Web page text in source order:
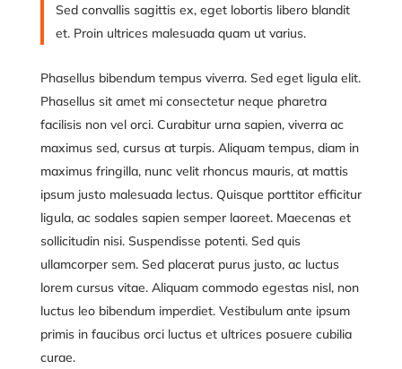
Sed convallis sagittis ex, eget lobortis libero blandit
et. Proin ultrices malesuada quam ut varius.
Phasellus bibendum tempus viverra. Sed eget ligula elit.
Phasellus sit amet mi consectetur neque pharetra
facilisis non vel orci. Curabitur urna sapien, viverra ac
maximus sed, cursus at turpis. Aliquam tempus, diam in
maximus fringilla, nunc velit rhoncus mauris, at mattis
ipsum justo malesuada lectus. Quisque porttitor efficitur
ligula, ac sodales sapien semper laoreet. Maecenas et
sollicitudin nisi. Suspendisse potenti. Sed quis
ullamcorper sem. Sed placerat purus justo, ac luctus
lorem cursus vitae. Aliquam commodo egestas nisl, non
luctus leo bibendum imperdiet. Vestibulum ante ipsum
primis in faucibus orci luctus et ultrices posuere cubilia
curae.